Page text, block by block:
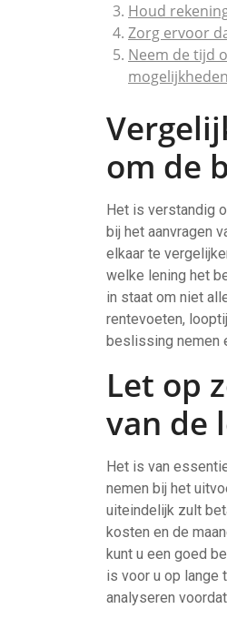
Houd
Zorg ervoor
Neem de tijd
om de
Het is verstandig
bij het aanvragen
elkaar te
welke lening het
in staat om niet
rentevoeten,
beslissing nemen
Let op
van de
Het is van
nemen bij het
uiteindelijk zult
kosten en de
kunt u een goed
is voor u op lange
analyseren